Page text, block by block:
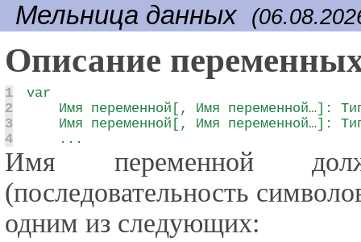
Мельница данных
Описание
1
2
3
4
    ...
Имя переменной
(последовательность
одним из следующих: